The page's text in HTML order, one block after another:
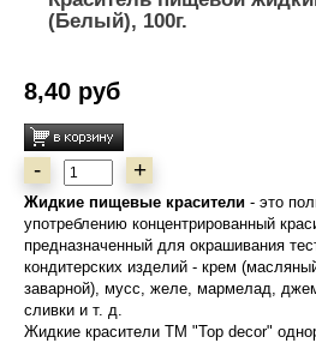
(Белый), 100г.
8,40 руб
- +
Жидкие пищевые красители - это
употреблению концентрированный
предназначенный для окрашивания
кондитерских изделий - крем
заварной), мусс, желе, мармелад,
сливки и т. д.
Жидкие красители ТМ "Top decor"